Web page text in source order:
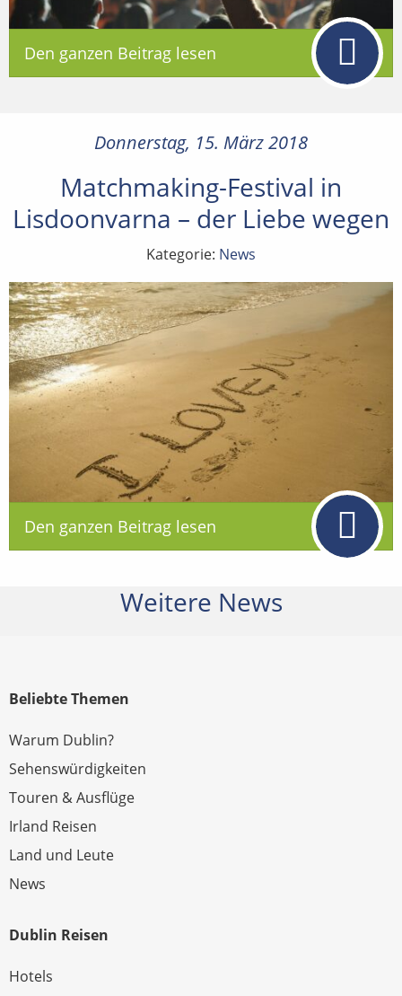
Den ganzen Beitrag lesen
Donnerstag, 15. März 2018
Matchmaking-Festival in
Lisdoonvarna – der Liebe wegen
Kategorie: News
Den ganzen Beitrag lesen
Weitere News
Beliebte Themen
Warum Dublin?
Sehenswürdigkeiten
Touren & Ausflüge
Irland Reisen
Land und Leute
News
Dublin Reisen
Hotels